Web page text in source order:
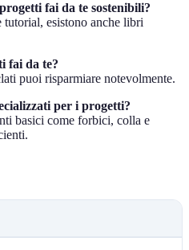
fai da te sostenibili?
esistono anche libri
fai da te?
puoi risparmiare notevolmente.
per i progetti?
basici come forbici, colla e